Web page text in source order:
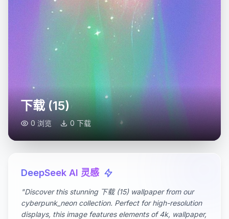
下载 (15)
0 浏览 0 下载
DeepSeek AI 灵感
"Discover this stunning 下载 (15) wallpaper from our
cyberpunk_neon collection. Perfect for high-resolution
displays, this image features elements of 4k, wallpaper,